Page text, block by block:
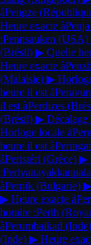
àPengze
Heure exacte àPenja
:Pennsauken (USA)
(Brésil) ▶ Quelle
Heure exacte à
(Malaisie) ▶
heure il est à
il est àPerdizes
(Brésil) ▶ Décalage
Horloge locale à
heure il est àPeringat
àPeristéri (Grèce) ▶
:
àPernik (Bulgarie) ▶
▶ Heure exacte à
horaire :Perth
àPerumbaikad (Inde)
(Inde) ▶ Heure